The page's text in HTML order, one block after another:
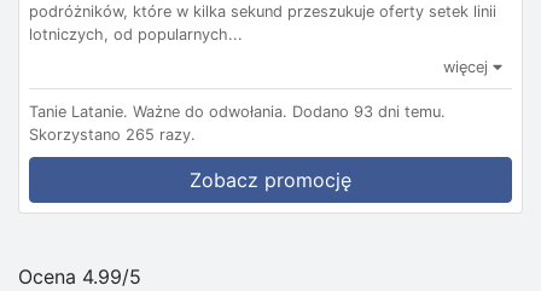
podróżników, które w kilka sekund przeszukuje oferty setek linii
lotniczych, od popularnych...
więcej
Tanie Latanie. Ważne do odwołania. Dodano 93 dni temu.
Skorzystano 265 razy.
Zobacz promocję
Ocena 4.99/5